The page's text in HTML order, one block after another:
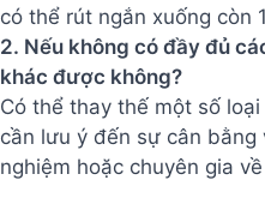
có thể rút ngắn xuống còn
2. Nếu không có đầy đủ
khác được không?
Có thể thay thế một số
cần lưu ý đến sự cân
nghiệm hoặc chuyên gia